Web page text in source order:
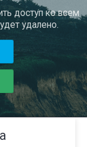
доступ ко всем
удалено.